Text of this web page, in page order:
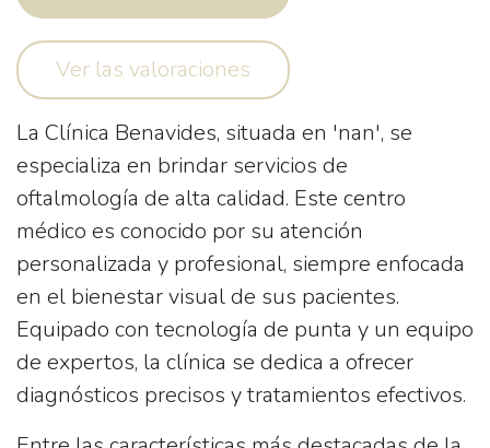
Ver las valoraciones
La Clínica Benavides, situada en 'nan', se
especializa en brindar servicios de
oftalmología de alta calidad. Este centro
médico es conocido por su atención
personalizada y profesional, siempre enfocada
en el bienestar visual de sus pacientes.
Equipado con tecnología de punta y un equipo
de expertos, la clínica se dedica a ofrecer
diagnósticos precisos y tratamientos efectivos.